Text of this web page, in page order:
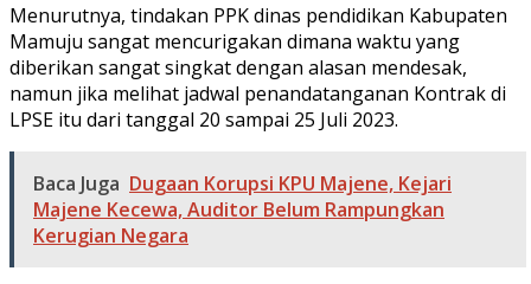
Menurutnya, tindakan PPK dinas pendidikan Kabupaten
Mamuju sangat mencurigakan dimana waktu yang
diberikan sangat singkat dengan alasan mendesak,
namun jika melihat jadwal penandatanganan Kontrak di
LPSE itu dari tanggal 20 sampai 25 Juli 2023.
Baca Juga Dugaan Korupsi KPU Majene, Kejari
Majene Kecewa, Auditor Belum Rampungkan
Kerugian Negara